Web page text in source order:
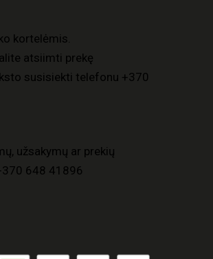
kortelėmis.
atsiimti prekę
susisiekti telefonu +370
užsakymų ar prekių
648 41896